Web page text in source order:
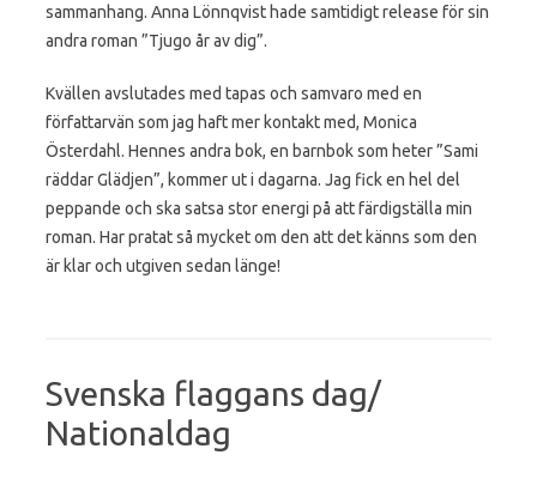
sammanhang. Anna Lönnqvist hade samtidigt release för sin
andra roman ”Tjugo år av dig”.
Kvällen avslutades med tapas och samvaro med en
författarvän som jag haft mer kontakt med, Monica
Österdahl. Hennes andra bok, en barnbok som heter ”Sami
räddar Glädjen”, kommer ut i dagarna. Jag fick en hel del
peppande och ska satsa stor energi på att färdigställa min
roman. Har pratat så mycket om den att det känns som den
är klar och utgiven sedan länge!
Svenska flaggans dag/
Nationaldag